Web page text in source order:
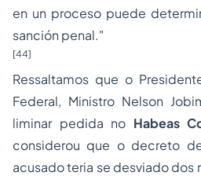
en un proceso puede
sanción penal."
[44]
Ressaltamos que o
Federal, Ministro Nelson
liminar pedida no Habeas
considerou que o decreto
acusado teria se desviado dos